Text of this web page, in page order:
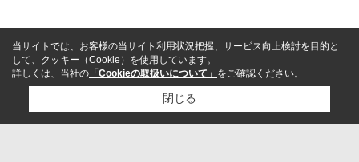
当サイトでは、お客様の当サイト利用状況把握、サービス向上検討を目的と
して、クッキー（Cookie）を使用しています。
詳しくは、当社の 「Cookieの取扱いについて」 をご確認ください。
閉じる